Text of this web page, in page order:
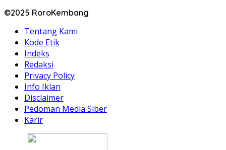
©2025 RoroKembang
Tentang Kami
Kode Etik
Indeks
Redaksi
Privacy Policy
Info Iklan
Disclaimer
Pedoman Media Siber
Karir